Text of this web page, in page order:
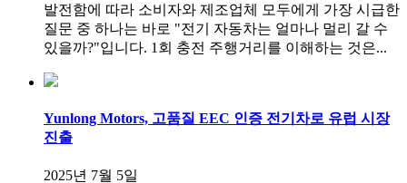
발전함에 따라 소비자와 제조업체 모두에게 가장 시급한
질문 중 하나는 바로 "전기 자동차는 얼마나 멀리 갈 수
있을까?"입니다. 1회 충전 주행거리를 ​​이해하는 것은...
Yunlong Motors, 고품질 EEC 인증 전기차로 유럽 시장
진출
2025년 7월 5일